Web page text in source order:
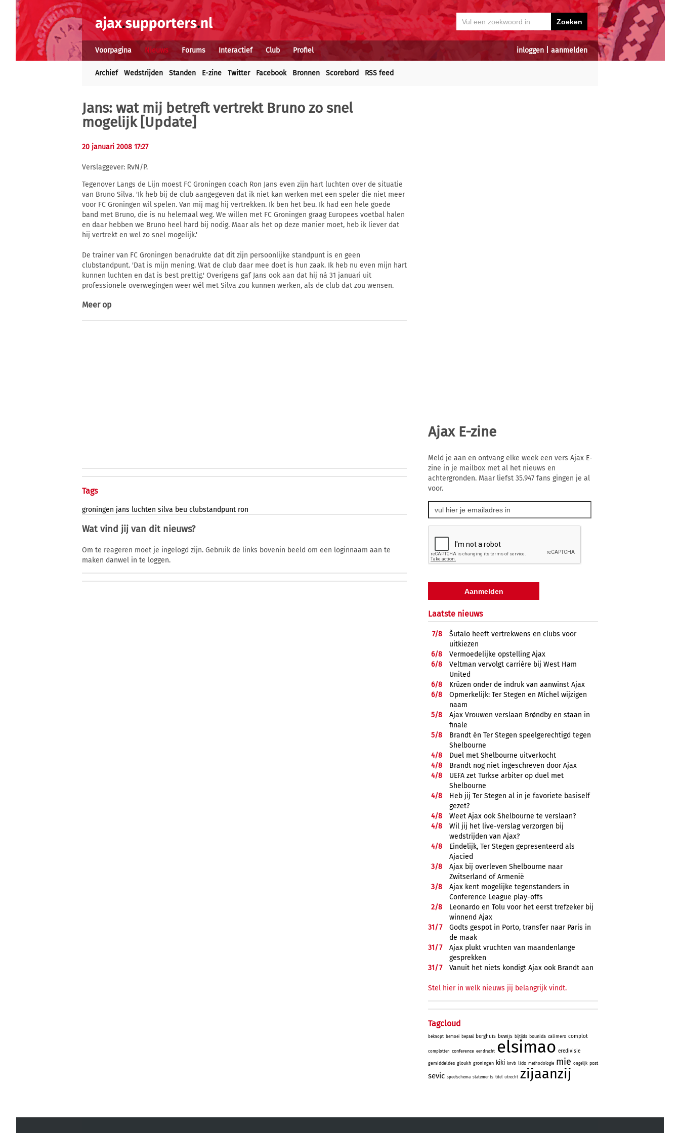
inloggen aanmelden
Voorpagina Nieuws Forums Interactief Club Profiel
Archief Wedstrijden Standen E-zine Twitter Facebook Bronnen Scorebord RSS feed
Jans: wat mij betreft vertrekt Bruno zo snel
mogelijk [Update]
20 januari 2008 17:27
Verslaggever: RvN/P.
Tegenover Langs de Lijn moest FC Groningen coach Ron Jans even zijn hart luchten over de situatie
van Bruno Silva. 'Ik heb bij de club aangegeven dat ik niet kan werken met een speler die niet meer
voor FC Groningen wil spelen. Van mij mag hij vertrekken. Ik ben het beu. Ik had een hele goede
band met Bruno, die is nu helemaal weg. We willen met FC Groningen graag Europees voetbal halen
en daar hebben we Bruno heel hard bij nodig. Maar als het op deze manier moet, heb ik liever dat
hij vertrekt en wel zo snel mogelijk.'
De trainer van FC Groningen benadrukte dat dit zijn persoonlijke standpunt is en geen
clubstandpunt. 'Dat is mijn mening. Wat de club daar mee doet is hun zaak. Ik heb nu even mijn hart
kunnen luchten en dat is best prettig.' Overigens gaf Jans ook aan dat hij ná 31 januari uit
professionele overwegingen weer wél met Silva zou kunnen werken, als de club dat zou wensen.
Meer op
Tags
groningen jans luchten silva beu clubstandpunt ron
Wat vind jij van dit nieuws?
Om te reageren moet je ingelogd zijn. Gebruik de links bovenin beeld om een loginnaam aan te
maken danwel in te loggen.
Ajax E-zine
Meld je aan en ontvang elke week een vers Ajax E-
zine in je mailbox met al het nieuws en
achtergronden. Maar liefst 35.947 fans gingen je al
voor.
Laatste nieuws
7/8
Šutalo heeft vertrekwens en clubs voor
uitkiezen
6/8
Vermoedelijke opstelling Ajax
6/8
Veltman vervolgt carrière bij West Ham
United
6/8
Krüzen onder de indruk van aanwinst Ajax
6/8
Opmerkelijk: Ter Stegen en Míchel wijzigen
naam
5/8
Ajax Vrouwen verslaan Brøndby en staan in
finale
5/8
Brandt én Ter Stegen speelgerechtigd tegen
Shelbourne
4/8
Duel met Shelbourne uitverkocht
4/8
Brandt nog niet ingeschreven door Ajax
4/8
UEFA zet Turkse arbiter op duel met
Shelbourne
4/8
Heb jij Ter Stegen al in je favoriete basiself
gezet?
4/8
Weet Ajax ook Shelbourne te verslaan?
4/8
Wil jij het live-verslag verzorgen bij
wedstrijden van Ajax?
4/8
Eindelijk, Ter Stegen gepresenteerd als
Ajacied
3/8
Ajax bij overleven Shelbourne naar
Zwitserland of Armenië
3/8
Ajax kent mogelijke tegenstanders in
Conference League play-offs
2/8
Leonardo en Tolu voor het eerst trefzeker bij
winnend Ajax
31/7
Godts gespot in Porto, transfer naar Paris in
de maak
31/7
Ajax plukt vruchten van maandenlange
gesprekken
31/7 Vanuit het niets kondigt Ajax ook Brandt aan
Stel hier in welk nieuws jij belangrijk vindt.
Tagcloud
beknopt bemoei bepaal berghuis bewijs bijtijds bounida calimero complot
complotten conference eendracht elsimao eredivisie
gemiddeldes gloukh groningen kiki knvb lido methodologie mie ongelijk post
sevic speelschema statements titel utrecht zijaanzij